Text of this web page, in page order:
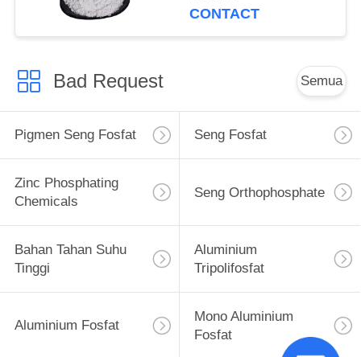
CONTACT
Bad Request Semua
Pigmen Seng Fosfat Seng Fosfat
Zinc Phosphating
Chemicals
Seng Orthophosphate
Bahan Tahan Suhu
Tinggi
Aluminium
Tripolifosfat
Aluminium Fosfat
Mono Aluminium
Fosfat